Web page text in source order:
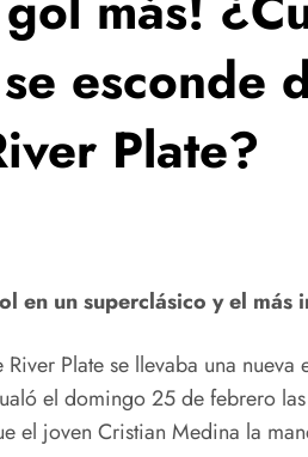
esconde
Plate?
en un superclásico y el más
Plate se llevaba una
el domingo 25 de febrero
el joven Cristian Medina la